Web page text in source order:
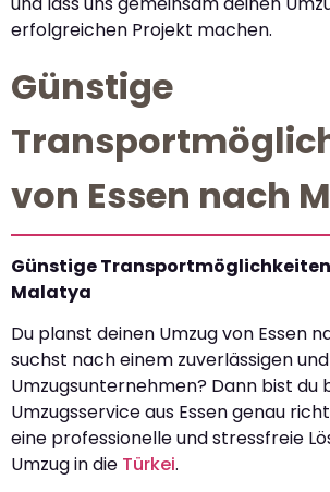
erfolgreichen Projekt machen.
Günstige
von Essen nach
Günstige Transportmöglichkeiten
Malatya
Du planst deinen Umzug von Essen
suchst nach einem zuverlässigen
Umzugsunternehmen? Dann bist du
Umzugsservice aus Essen genau
eine professionelle und stressfreie
Umzug in die Türkei.